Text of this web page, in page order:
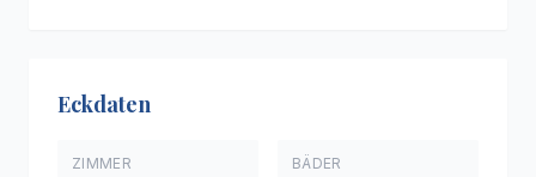
Eckdaten
ZIMMER BÄDER